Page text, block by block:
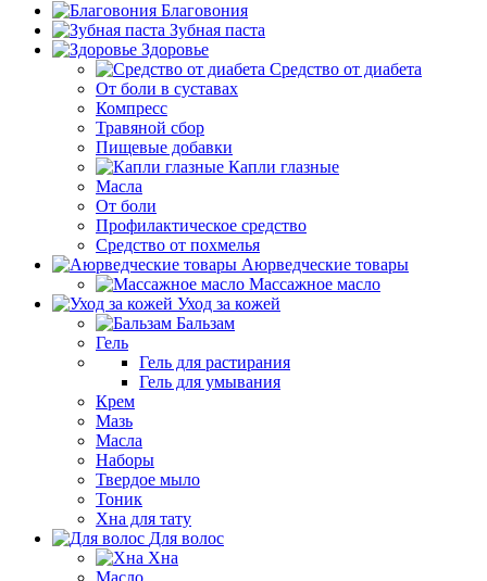
Благовония
Зубная паста
Здоровье
Средство от диабета
От боли в суставах
Компресс
Травяной сбор
Пищевые добавки
Капли глазные
Масла
От боли
Профилактическое средство
Средство от похмелья
Аюрведческие товары
Массажное масло
Уход за кожей
Бальзам
Гель
Гель для растирания
Гель для умывания
Крем
Мазь
Масла
Наборы
Твердое мыло
Тоник
Хна для тату
Для волос
Хна